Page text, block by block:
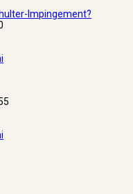
Impingement?